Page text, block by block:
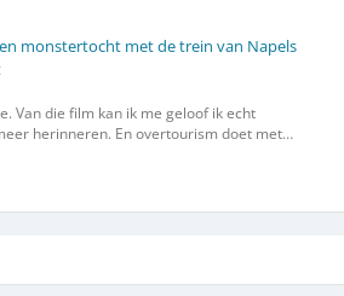
monstertocht met de trein van Napels
Van die film kan ik me geloof ik echt
herinneren. En overtourism doet met…